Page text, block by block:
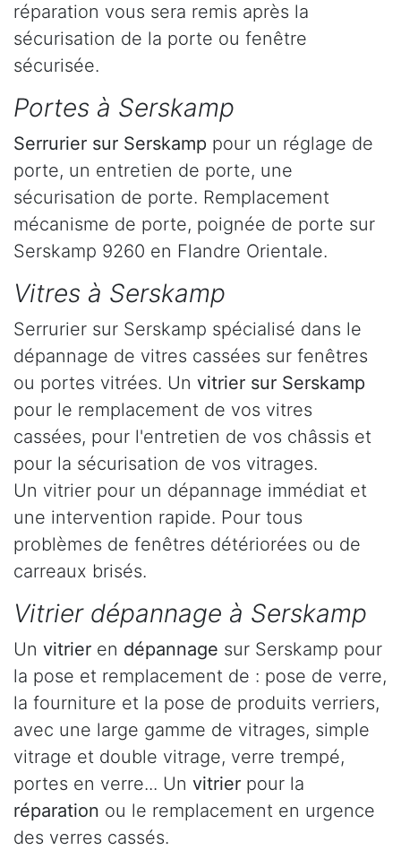
réparation vous sera remis après la
sécurisation de la porte ou fenêtre
sécurisée.
Portes à Serskamp
Serrurier sur Serskamp pour un réglage de
porte, un entretien de porte, une
sécurisation de porte. Remplacement
mécanisme de porte, poignée de porte sur
Serskamp 9260 en Flandre Orientale.
Vitres à Serskamp
Serrurier sur Serskamp spécialisé dans le
dépannage de vitres cassées sur fenêtres
ou portes vitrées. Un vitrier sur Serskamp
pour le remplacement de vos vitres
cassées, pour l'entretien de vos châssis et
pour la sécurisation de vos vitrages.
Un vitrier pour un dépannage immédiat et
une intervention rapide. Pour tous
problèmes de fenêtres détériorées ou de
carreaux brisés.
Vitrier dépannage à Serskamp
Un vitrier en dépannage sur Serskamp pour
la pose et remplacement de : pose de verre,
la fourniture et la pose de produits verriers,
avec une large gamme de vitrages, simple
vitrage et double vitrage, verre trempé,
portes en verre... Un vitrier pour la
réparation ou le remplacement en urgence
des verres cassés.